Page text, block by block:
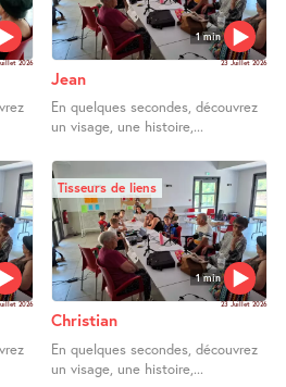
2026
1 min
23 Juillet 2026
Jean
En quelques secondes, découvrez
un visage, une histoire,...
2026
1 min
Tisseurs de liens
23 Juillet 2026
Christian
En quelques secondes, découvrez
un visage, une histoire,...